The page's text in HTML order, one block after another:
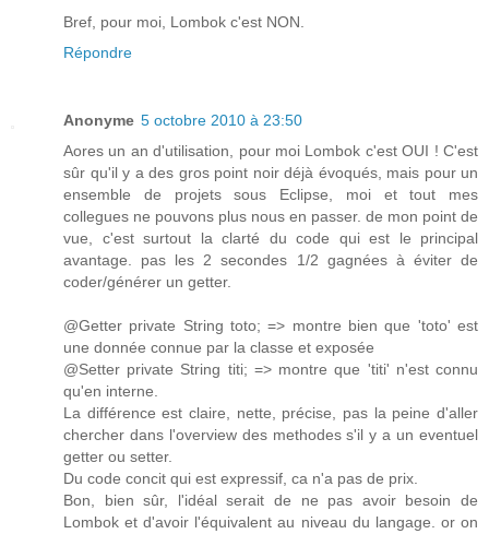
Bref, pour moi, Lombok c'est NON.
Répondre
Anonyme 5 octobre 2010 à 23:50
Aores un an d'utilisation, pour moi Lombok c'est OUI ! C'est
sûr qu'il y a des gros point noir déjà évoqués, mais pour un
ensemble de projets sous Eclipse, moi et tout mes
collegues ne pouvons plus nous en passer. de mon point de
vue, c'est surtout la clarté du code qui est le principal
avantage. pas les 2 secondes 1/2 gagnées à éviter de
coder/générer un getter.
@Getter private String toto; => montre bien que 'toto' est
une donnée connue par la classe et exposée
@Setter private String titi; => montre que 'titi' n'est connu
qu'en interne.
La différence est claire, nette, précise, pas la peine d'aller
chercher dans l'overview des methodes s'il y a un eventuel
getter ou setter.
Du code concit qui est expressif, ca n'a pas de prix.
Bon, bien sûr, l'idéal serait de ne pas avoir besoin de
Lombok et d'avoir l'équivalent au niveau du langage. or on